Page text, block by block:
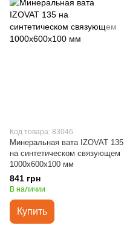
Код товара: 83046
Минеральная вата IZOVAT 135
на синтетическом связующем
1000х600х100 мм
841 грн
В наличии
Купить